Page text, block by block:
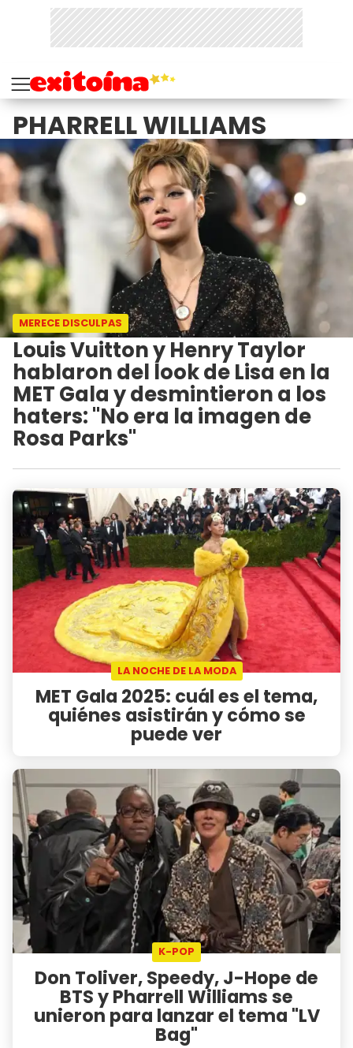
PHARRELL WILLIAMS
MERECE DISCULPAS
Louis Vuitton y Henry Taylor
hablaron del look de Lisa en la
MET Gala y desmintieron a los
haters: "No era la imagen de
Rosa Parks"
LA NOCHE DE LA MODA
MET Gala 2025: cuál es el tema,
quiénes asistirán y cómo se
puede ver
K-POP
Don Toliver, Speedy, J-Hope de
BTS y Pharrell Williams se
unieron para lanzar el tema "LV
Bag"